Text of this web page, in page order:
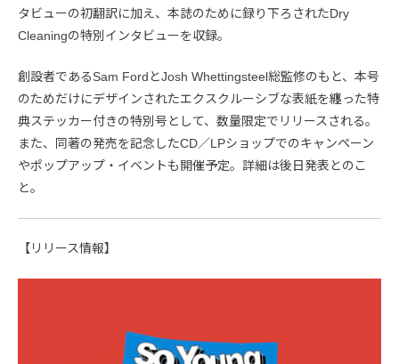
タビューの初翻訳に加え、本誌のために録り下ろされたDry
Cleaningの特別インタビューを収録。
創設者であるSam FordとJosh Whettingsteel総監修のもと、本号
のためだけにデザインされたエクスクルーシブな表紙を纏った特
典ステッカー付きの特別号として、数量限定でリリースされる。
また、同著の発売を記念したCD／LPショップでのキャンペーン
やポップアップ・イベントも開催予定。詳細は後日発表とのこ
と。
【リリース情報】